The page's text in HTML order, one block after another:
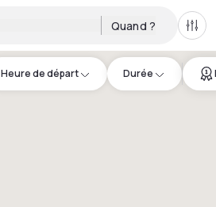
Quand ?
Heure de départ Durée